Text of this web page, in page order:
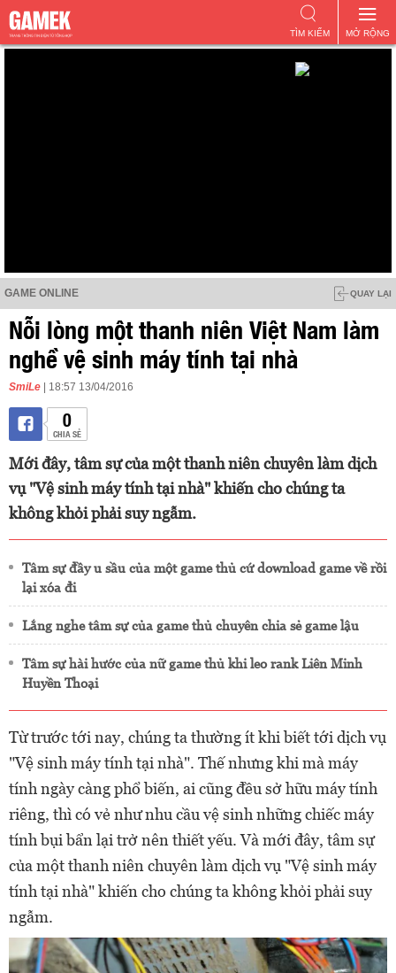
MỞ RỘNG
TÌM KIẾM
GAME ONLINE QUAY LẠI
Nỗi lòng một thanh niên Việt Nam làm
nghề vệ sinh máy tính tại nhà
SmiLe | 18:57 13/04/2016
0
CHIA SẺ
Mới đây, tâm sự của một thanh niên chuyên làm dịch
vụ "Vệ sinh máy tính tại nhà" khiến cho chúng ta
không khỏi phải suy ngẫm.
Tâm sự đầy u sầu của một game thủ cứ download game về rồi
lại xóa đi
Lắng nghe tâm sự của game thủ chuyên chia sẻ game lậu
Tâm sự hài hước của nữ game thủ khi leo rank Liên Minh
Huyền Thoại
Từ trước tới nay, chúng ta thường ít khi biết tới dịch vụ
"Vệ sinh máy tính tại nhà". Thế nhưng khi mà máy
tính ngày càng phổ biến, ai cũng đều sở hữu máy tính
riêng, thì có vẻ như nhu cầu vệ sinh những chiếc máy
tính bụi bẩn lại trở nên thiết yếu. Và mới đây, tâm sự
của một thanh niên chuyên làm dịch vụ "Vệ sinh máy
tính tại nhà" khiến cho chúng ta không khỏi phải suy
ngẫm.